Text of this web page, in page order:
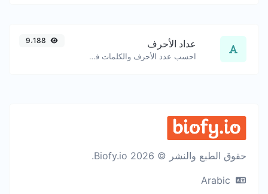
عداد الأحرف
احسب عدد الأحرف والكلمات في نص معين.
حقوق الطبع والنشر © 2026 Biofy.io.